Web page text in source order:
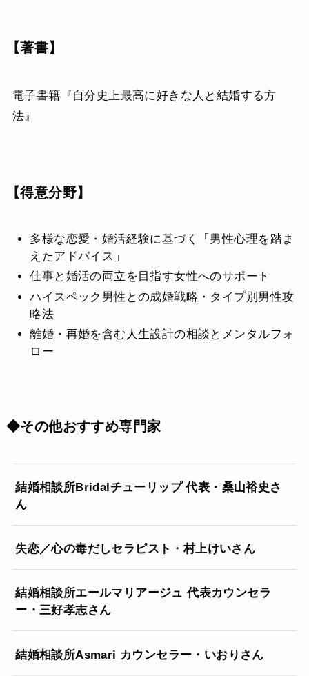
【著書】
電子書籍『自分史上最高に好きな人と結婚する方
法』
【得意分野】
多様な恋愛・婚活経験に基づく「男性心理を踏ま
えたアドバイス」
仕事と婚活の両立を目指す女性へのサポート
ハイスペック男性との成婚戦略・タイプ別男性攻
略法
離婚・再婚を含む人生設計の相談とメンタルフォ
ロー
◆その他おすすめ専門家
結婚相談所Bridalチューリップ 代表・桑山裕史さ
ん
失恋／心の毒だしセラピスト・村上けいさん
結婚相談所エールマリアージュ 代表カウンセラ
ー・三好孝志さん
結婚相談所Asmari カウンセラー・いおりさん